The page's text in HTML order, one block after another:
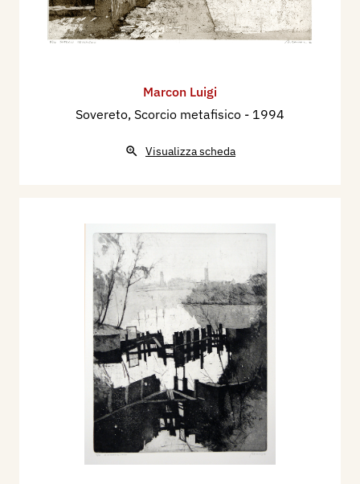
Marcon Luigi
Sovereto, Scorcio metafisico - 1994
Visualizza scheda